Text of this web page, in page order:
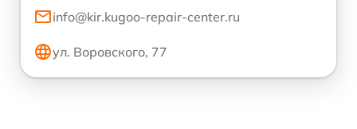
info@kir.kugoo-repair-center.ru
ул. Воровского, 77